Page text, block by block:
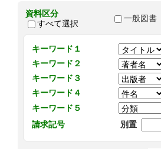
資料区分
すべて選択
一般図書
キーワード１
キーワード２
キーワード３
キーワード４
キーワード５
請求記号
別置